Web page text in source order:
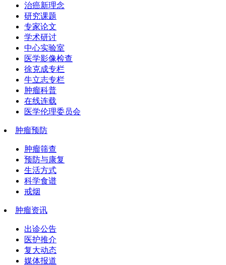
治癌新理念
研究课题
专家论文
学术研讨
中心实验室
医学影像检查
徐克成专栏
牛立志专栏
肿瘤科普
在线连载
医学伦理委员会
肿瘤预防
肿瘤筛查
预防与康复
生活方式
科学食谱
戒烟
肿瘤资讯
出诊公告
医护推介
复大动态
媒体报道